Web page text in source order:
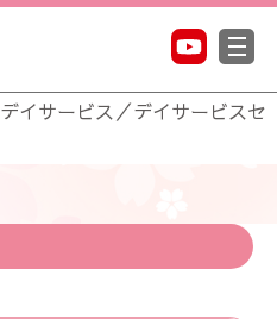
デイサービス ／デイサービスセ